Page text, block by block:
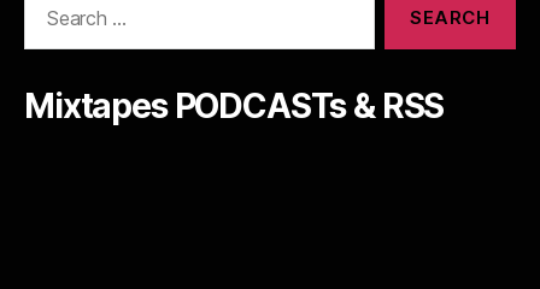
Mixtapes PODCASTs & RSS